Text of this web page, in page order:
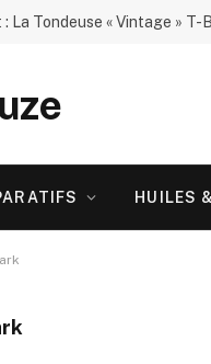
HUILES